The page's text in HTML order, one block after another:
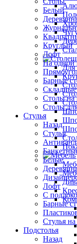
Для
Белый
Круглый
Лофт
На одной
Барные
Столы на
Столы
Стулья
Назад
Стулья
Белые
Лофт
С
Барные
Стулья на
Подстолья
Назад